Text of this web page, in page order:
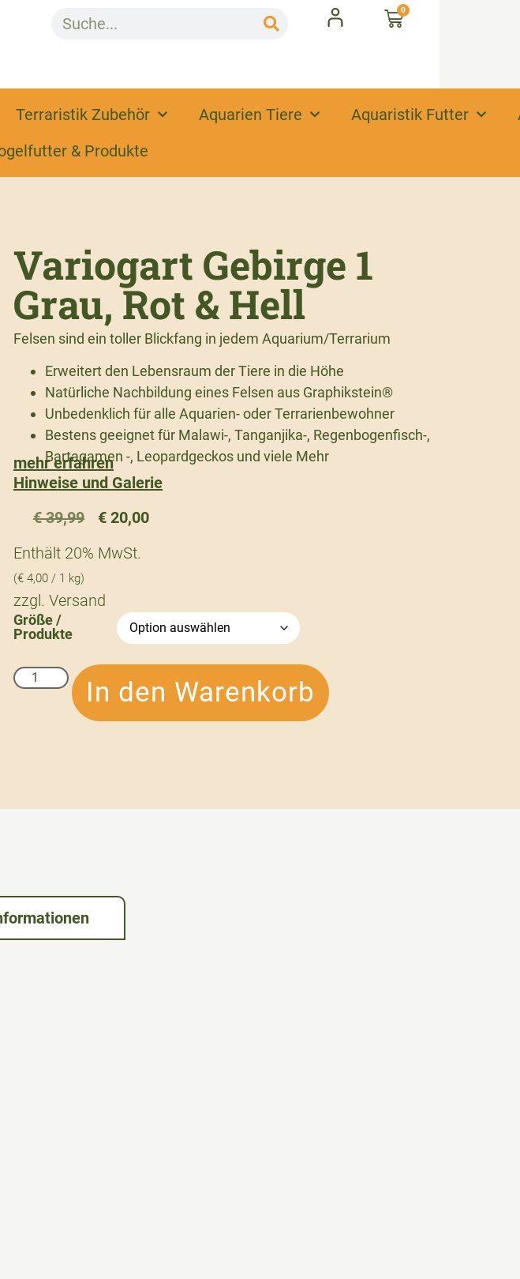
0
Terraristik Zubehör Aquarien Tiere Aquaristik Futter
& Produkte
Variogart Gebirge 1
Grau, Rot & Hell
Felsen sind ein toller Blickfang in jedem Aquarium/Terrarium
Erweitert den Lebensraum der Tiere in die Höhe
Natürliche Nachbildung eines Felsen aus Graphikstein®
Unbedenklich für alle Aquarien- oder Terrarienbewohner
Bestens geeignet für Malawi-, Tanganjika-, Regenbogenfisch-,
Bartagamen -, Leopardgeckos und viele Mehr
mehr erfahren
Hinweise und Galerie
€39,99 € 20,00
Enthält 20% MwSt.
(€ 4,00 / 1 kg)
zzgl. Versand
Größe /
Produkte
In den Warenkorb